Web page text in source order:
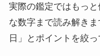
実際の鑑定ではもっ
な数字まで読み解き
日」とポイントを絞っ